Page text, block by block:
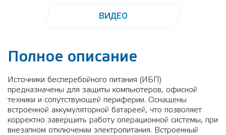
ВИДЕО
Полное описание
Источники бесперебойного питания (ИБП)
предназначены для защиты компьютеров, офисной
техники и сопутствующей периферии. Оснащены
встроенной аккумуляторной батареей, что позволяет
корректно завершить работу операционной системы, при
внезапном отключении электропитания. Встроенный